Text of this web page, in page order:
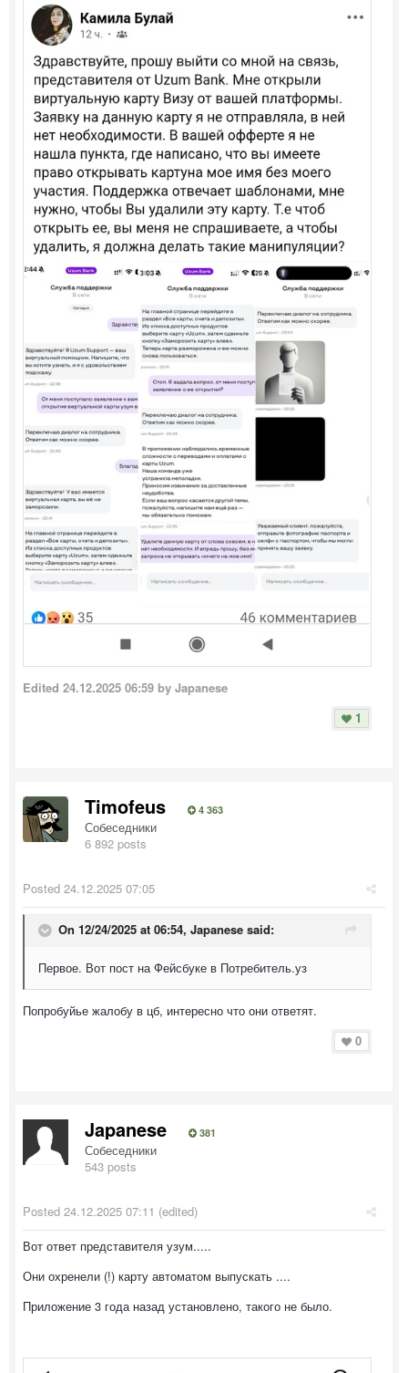
Edited 24.12.2025 06:59 by Japanese
1
Timofeus 4 363
Собеседники
6 892 posts
Posted 24.12.2025 07:05
On 12/24/2025 at 06:54, Japanese said:
Первое. Вот пост на Фейсбуке в Потребитель.уз
Попробуйье жалобу в цб, интересно что они ответят.
0
Japanese 381
Собеседники
543 posts
Posted 24.12.2025 07:11 (edited)
Вот ответ представителя узум.....
Они охренели (!) карту автоматом выпускать ....
Приложение 3 года назад установлено, такого не было.